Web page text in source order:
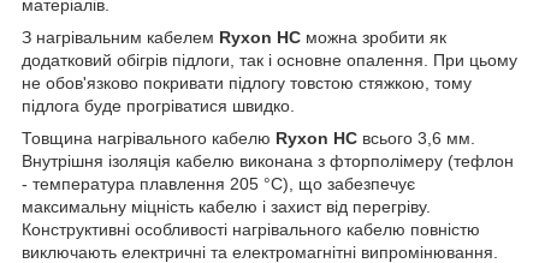
матеріалів.
З нагрівальним кабелем Ryxon НС можна зробити як
додатковий обігрів підлоги, так і основне опалення. При цьому
не обов'язково покривати підлогу товстою стяжкою, тому
підлога буде прогріватися швидко.
Товщина нагрівального кабелю Ryxon НС всього 3,6 мм.
Внутрішня ізоляція кабелю виконана з фторполімеру (тефлон
- температура плавлення 205 °C), що забезпечує
максимальну міцність кабелю і захист від перегріву.
Конструктивні особливості нагрівального кабелю повністю
виключають електричні та електромагнітні випромінювання.